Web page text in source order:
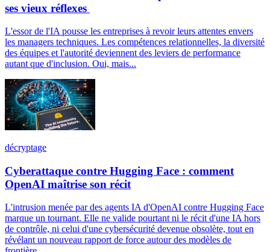
ses vieux réflexes
L'essor de l'IA pousse les entreprises à revoir leurs attentes envers
les managers techniques. Les compétences relationnelles, la diversité
des équipes et l'autorité deviennent des leviers de performance
autant que d'inclusion. Oui, mais...
décryptage
Cyberattaque contre Hugging Face : comment
OpenAI maîtrise son récit
L'intrusion menée par des agents IA d'OpenAI contre Hugging Face
marque un tournant. Elle ne valide pourtant ni le récit d'une IA hors
de contrôle, ni celui d'une cybersécurité devenue obsolète, tout en
révélant un nouveau rapport de force autour des modèles de